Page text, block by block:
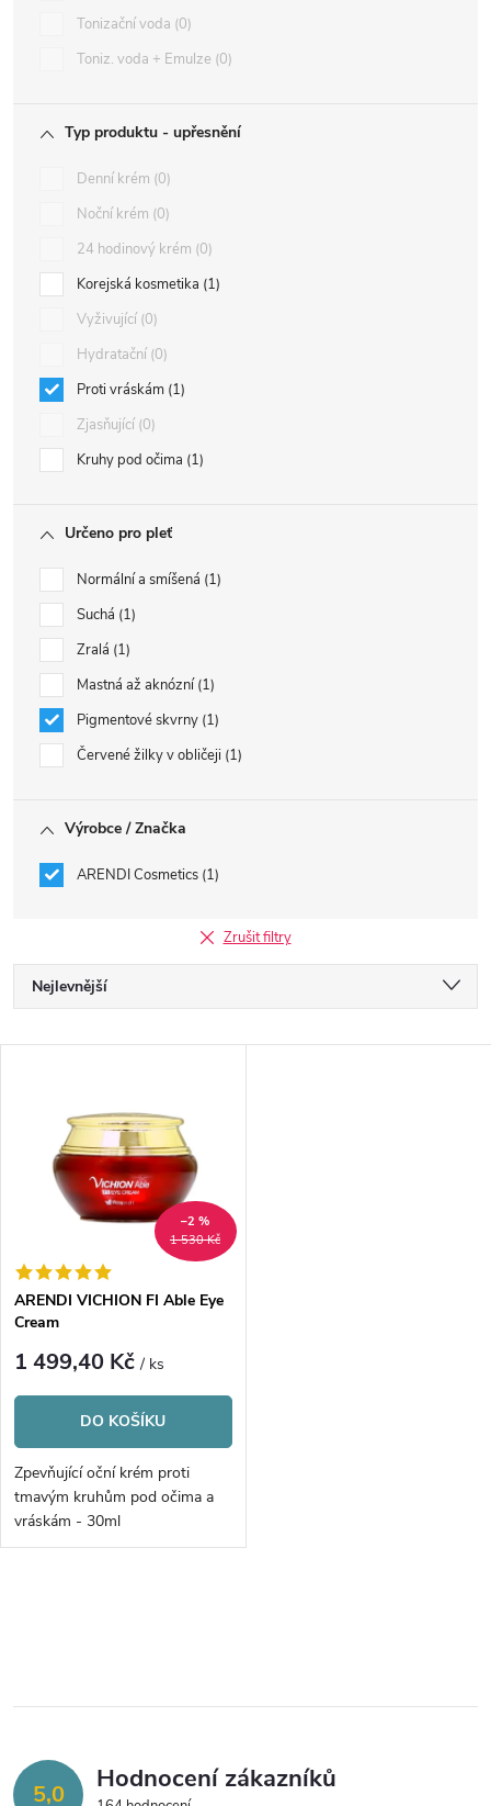
Tonizační voda 0
Toniz. voda + Emulze 0
Typ produktu - upřesnění
Denní krém 0
Noční krém 0
24 hodinový krém 0
Korejská kosmetika 1
Vyživující 0
Hydratační 0
Proti vráskám 1
Zjasňující 0
Kruhy pod očima 1
Určeno pro pleť
Normální a smíšená 1
Suchá 1
Zralá 1
Mastná až aknózní 1
Pigmentové skvrny 1
Červené žilky v obličeji 1
Výrobce / Značka
ARENDI Cosmetics 1
Zrušit filtry
Ř
a
í
p
r
o
d
u
ů
Nejlevnější
Abecedně
s
p
r
o
d
u
1 530 Kč
–2 %
ARENDI VICHION FI Able Eye
Cream
1 499,40 Kč/ ks
DO KOŠÍKU
Zpevňující oční krém proti
tmavým kruhům pod očima a
vráskám - 30ml
l
d 5,0 Hodnocení zákazníků